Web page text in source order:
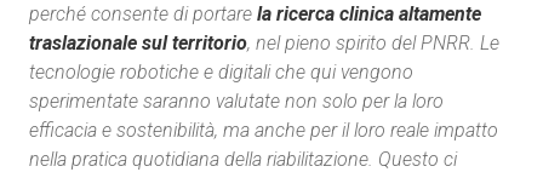
perché consente di portare la ricerca clinica altamente
traslazionale sul territorio, nel pieno spirito del PNRR. Le
tecnologie robotiche e digitali che qui vengono
sperimentate saranno valutate non solo per la loro
efficacia e sostenibilità, ma anche per il loro reale impatto
nella pratica quotidiana della riabilitazione. Questo ci